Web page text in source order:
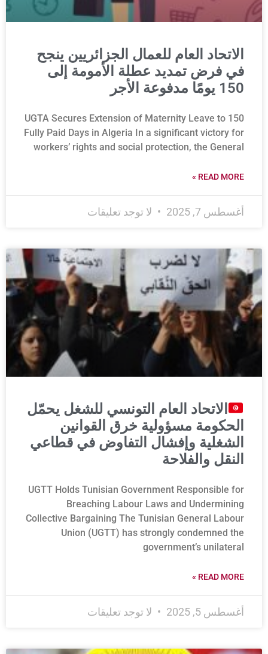
الاتحاد العام للعمال الجزائريين ينجح
في فرض تمديد عطلة الأمومة إلى
150 يومًا مدفوعة الأجر
UGTA Secures Extension of Maternity Leave to 150
Fully Paid Days in Algeria In a significant victory for
workers’ rights and social protection, the General
READ MORE »
أغسطس 7, 2025 لا توجد تعليقات
الاتحاد العام التونسي للشغل يحمّل
الحكومة مسؤولية خرق القوانين
الشغلية وإفشال التفاوض في قطاعي
النقل والفلاحة
UGTT Holds Tunisian Government Responsible for
Breaching Labour Laws and Undermining
Collective Bargaining The Tunisian General Labour
Union (UGTT) has strongly condemned the
government’s unilateral
READ MORE »
أغسطس 5, 2025 لا توجد تعليقات